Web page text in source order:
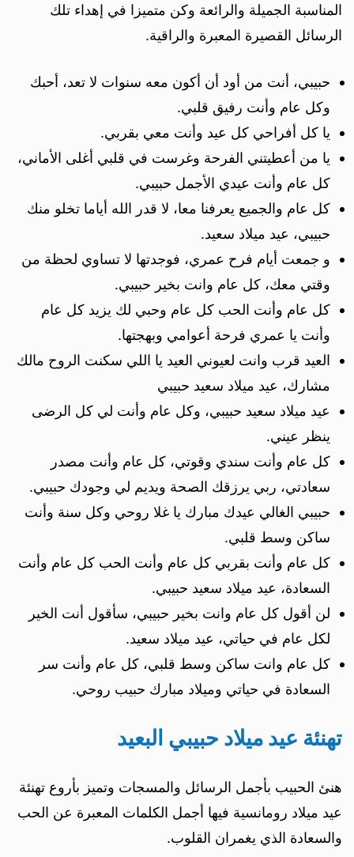
المناسبة الجميلة والرائعة وكن متميزا في إهداء تلك
الرسائل القصيرة المعبرة والراقية.
حبيبي، أنت من أود أن أكون معه سنوات لا تعد، أحبك
وكل عام وأنت رفيق قلبي.
يا كل أفراحي كل عيد وأنت معي بقربي.
يا من أعطيتني الفرحة وغرست في قلبي أغلى الأماني،
كل عام وأنت عيدي الأجمل حبيبي.
كل عام والجميع يعرفنا معا، لا قدر الله أياما تخلو منك
حبيبي، عيد ميلاد سعيد.
و جمعت أيام فرح عمري، فوجدتها لا تساوي لحظة من
وقتي معك، كل عام وانت بخير حبيبي.
كل عام وأنت الحب كل عام وحبي لك يزيد كل عام
وأنت يا عمري فرحة أعوامي وبهجتها.
العيد قرب وانت لعيوني العيد يا اللي سكنت الروح مالك
مشارك، عيد ميلاد سعيد حبيبي
عيد ميلاد سعيد حبيبي، وكل عام وأنت لي كل الرضى
ينظر عيني.
كل عام وأنت سندي وقوتي، كل عام وأنت مصدر
سعادتي، ربي يرزقك الصحة ويديم لي وجودك حبيبي.
حبيبي الغالي عيدك مبارك يا غلا روحي وكل سنة وأنت
ساكن وسط قلبي.
كل عام وأنت بقربي كل عام وأنت الحب كل عام وأنت
السعادة، عيد ميلاد سعيد حبيبي.
لن أقول كل عام وانت بخير حبيبي، سأقول أنت الخير
لكل عام في حياتي، عيد ميلاد سعيد.
كل عام وانت ساكن وسط قلبي، كل عام وأنت سر
السعادة في حياتي وميلاد مبارك حبيب روحي.
تهنئة عيد ميلاد حبيبي البعيد
هنئ الحبيب بأجمل الرسائل والمسجات وتميز بأروع تهنئة
عيد ميلاد رومانسية فيها أجمل الكلمات المعبرة عن الحب
والسعادة الذي يغمران القلوب.